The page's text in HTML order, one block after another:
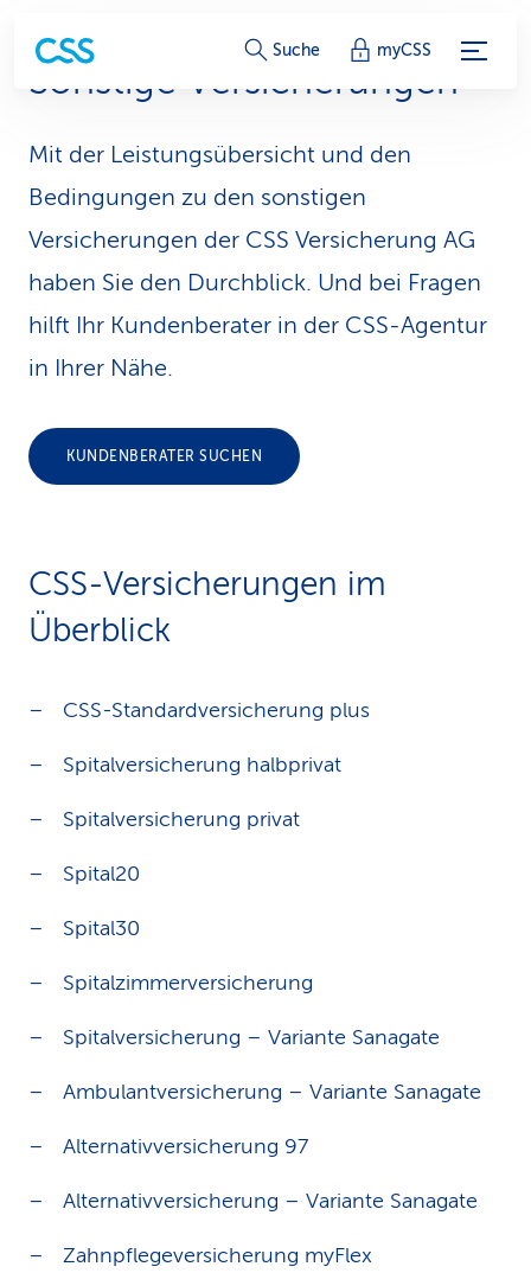
S
e
r
v
i
c
e
L
Suche myCSS
Sonstige Versicherungen
Mit der Leistungsübersicht und den
Bedingungen zu den sonstigen
Versicherungen der CSS Versicherung AG
haben Sie den Durchblick. Und bei Fragen
hilft Ihr Kundenberater in der CSS-Agentur
in Ihrer Nähe.
KUNDENBERATER SUCHEN
CSS-Versicherungen im
Überblick
CSS-Standardversicherung plus
Spitalversicherung halbprivat
Spitalversicherung privat
Spital20
Spital30
Spitalzimmerversicherung
Spitalversicherung – Variante Sanagate
Ambulantversicherung – Variante Sanagate
Alternativversicherung 97
Alternativversicherung – Variante Sanagate
Zahnpflegeversicherung myFlex